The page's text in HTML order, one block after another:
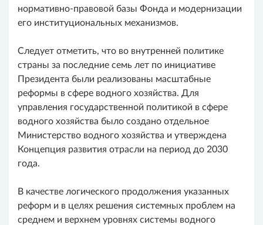
нормативно-правовой базы Фонда и модернизации
его институциональных механизмов.
Следует отметить, что во внутренней политике
страны за последние семь лет по инициативе
Президента были реализованы масштабные
реформы в сфере водного хозяйства. Для
управления государственной политикой в сфере
водного хозяйства было создано отдельное
Министерство водного хозяйства и утверждена
Концепция развития отрасли на период до 2030
года.
В качестве логического продолжения указанных
реформ и в целях решения системных проблем на
среднем и верхнем уровнях системы водного